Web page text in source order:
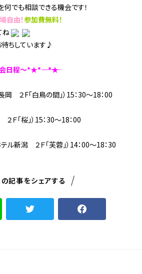
何でも相談できる機会です！
自由！参加費無料！
ね
ちしています♪
日程～*★*――――*★
岡 ２F「白鳥の間」）15：30～18：00
Ｆ「桜」）15：30～18：00
ル新潟 ２Ｆ「芙蓉」）14：00～18：30
の記事をシェアする